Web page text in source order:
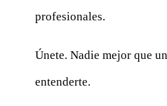
profesionales.
Únete. Nadie mejor que
entenderte.